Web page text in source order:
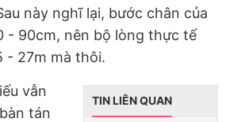
này nghĩ lại, bước chân của
- 90cm, nên bộ lòng thực tế
- 27m mà thôi.
TIN LIÊN QUAN
vẫn
tán